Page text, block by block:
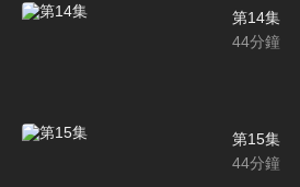
第14集
44分鐘
第15集
44分鐘